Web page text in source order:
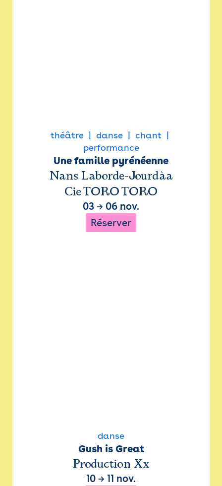
théâtre danse
chant
performance
Une famille pyrénéenne
Nans Laborde-Jourdàa
Cie TORO TORO
03 → 06 nov.
Réserver
danse
Gush is Great
Production Xx
10 → 11 nov.